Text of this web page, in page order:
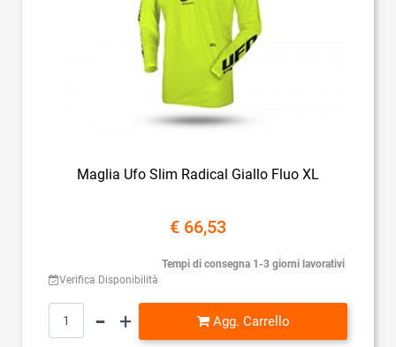
Maglia Ufo Slim Radical Giallo Fluo XL
€ 66,53
Verifica Disponibilità
Tempi di consegna 1-3 giorni lavorativi
Quantità
Agg. Carrello